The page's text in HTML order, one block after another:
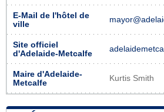
E-Mail de l'hôtel de
ville
Site officiel
d'Adelaide-Metcalfe
Maire d'Adelaide-
Metcalfe
Kurtis Smith